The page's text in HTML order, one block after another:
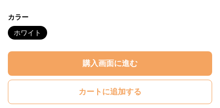
カラー
ホワイト
購入画面に進む
カートに追加する